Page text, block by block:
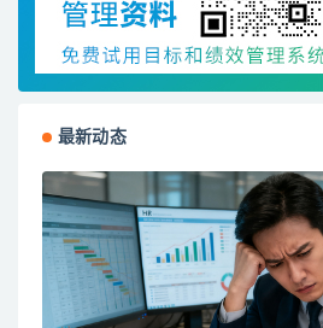
最新动态